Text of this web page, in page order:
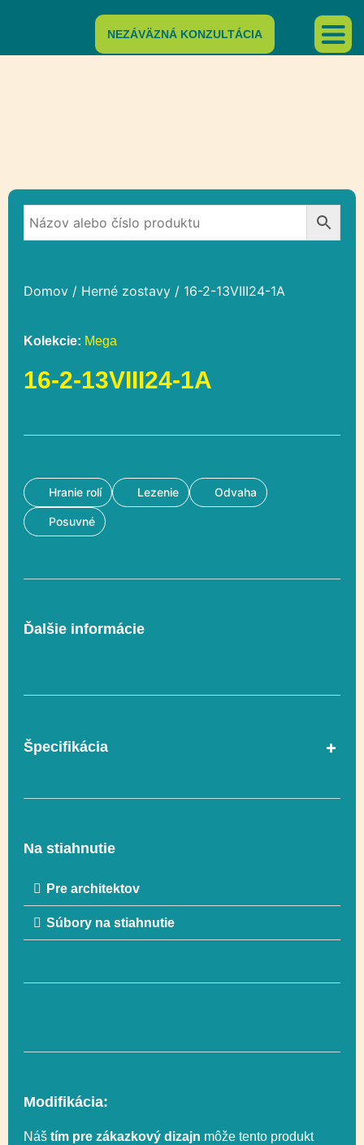
NEZÁVÄZNÁ KONZULTÁCIA
Domov / Herné zostavy / 16-2-13VIII24-1A
Kolekcie: Mega
16-2-13VIII24-1A
Hranie rolí Lezenie Odvaha
Posuvné
Ďalšie informácie
Špecifikácia
Lezenie, Odvaha,
Funkčnosť
Odvaha, Posuvné
Na stiahnutie
Pre architektov
Súbory na stiahnutie
Modifikácia:
Náš tím pre zákazkový dizajn môže tento produkt